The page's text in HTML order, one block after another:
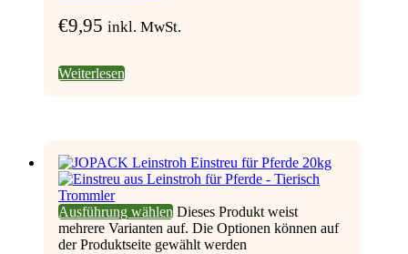
€9,95 inkl. MwSt.
Weiterlesen
Ausführung wählen Dieses Produkt weist
mehrere Varianten auf. Die Optionen können auf
der Produktseite gewählt werden